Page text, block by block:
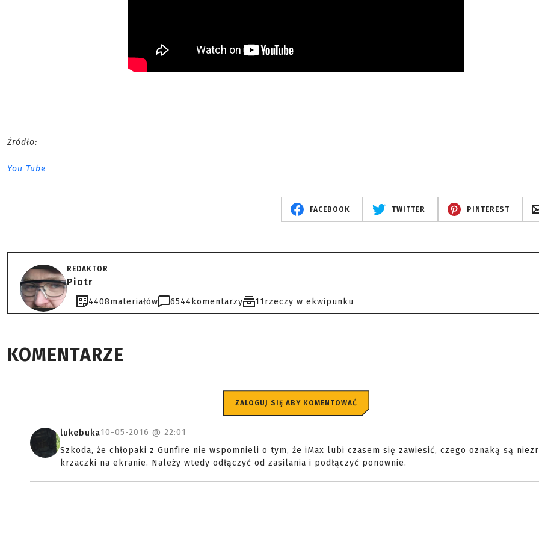
Żródło:
You Tube
FACEBOOK TWITTER PINTEREST
REDAKTOR
Piotr
4408materiałów 6544 komentarzy 11rzeczy w ekwipunku
KOMENTARZE
ZALOGUJ SIĘ ABY KOMENTOWAĆ
lukebuka10-05-2016 @ 22:01
Szkoda, że chłopaki z Gunfire nie wspomnieli o tym, że iMax lubi czasem się zawiesić, czego oznaką są
krzaczki na ekranie. Należy wtedy odłączyć od zasilania i podłączyć ponownie.